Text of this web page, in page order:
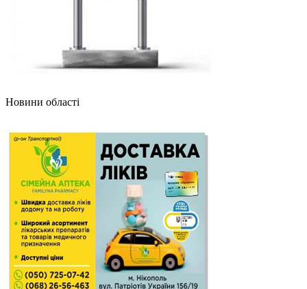
Новини області